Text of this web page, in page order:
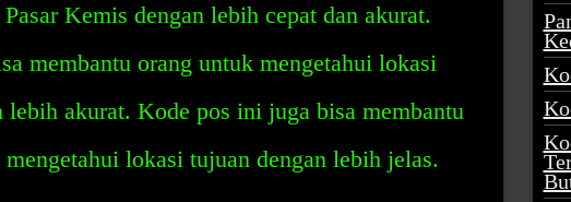
Kemis dengan lebih cepat dan akurat.
membantu orang untuk mengetahui lokasi
lebih akurat. Kode pos ini juga bisa membantu
lokasi tujuan dengan lebih jelas.